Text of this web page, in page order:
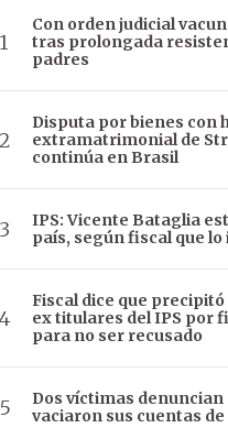
Con orden judicial
tras prolongada
padres
Disputa por bienes con
extramatrimonial de
continúa en Brasil
IPS: Vicente Bataglia
país, según fiscal que
Fiscal dice que
ex titulares del IPS por
para no ser recusado
Dos víctimas denuncian
vaciaron sus cuentas de